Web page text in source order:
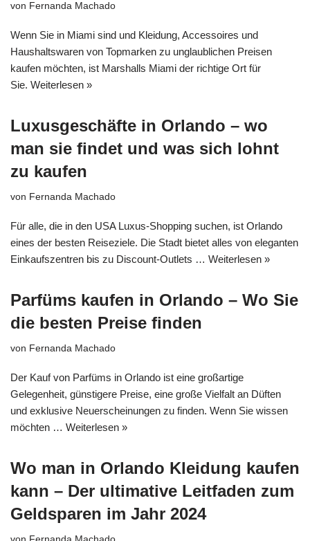
von Fernanda Machado
Wenn Sie in Miami sind und Kleidung, Accessoires und
Haushaltswaren von Topmarken zu unglaublichen Preisen
kaufen möchten, ist Marshalls Miami der richtige Ort für
Sie. Weiterlesen »
Luxusgeschäfte in Orlando – wo
man sie findet und was sich lohnt
zu kaufen
von Fernanda Machado
Für alle, die in den USA Luxus-Shopping suchen, ist Orlando
eines der besten Reiseziele. Die Stadt bietet alles von eleganten
Einkaufszentren bis zu Discount-Outlets … Weiterlesen »
Parfüms kaufen in Orlando – Wo Sie
die besten Preise finden
von Fernanda Machado
Der Kauf von Parfüms in Orlando ist eine großartige
Gelegenheit, günstigere Preise, eine große Vielfalt an Düften
und exklusive Neuerscheinungen zu finden. Wenn Sie wissen
möchten … Weiterlesen »
Wo man in Orlando Kleidung kaufen
kann – Der ultimative Leitfaden zum
Geldsparen im Jahr 2024